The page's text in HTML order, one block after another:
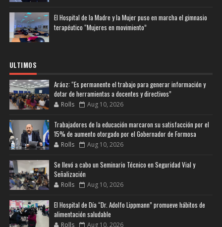
El Hospital de la Madre y la Mujer puso en marcha el gimnasio
terapéutico “Mujeres en movimiento”
ULTIMOS
Aráoz: “Es permanente el trabajo para generar información y
dotar de herramientas a docentes y directivos”
Rolls Aug 10, 2026
Trabajadores de la educación marcaron su satisfacción por el
15% de aumento otorgado por el Gobernador de Formosa
Rolls Aug 10, 2026
Se llevó a cabo un Seminario Técnico en Seguridad Vial y
Señalización
Rolls Aug 10, 2026
El Hospital de Día “Dr. Adolfo Lippmann” promueve hábitos de
alimentación saludable
Rolls Aug 10, 2026